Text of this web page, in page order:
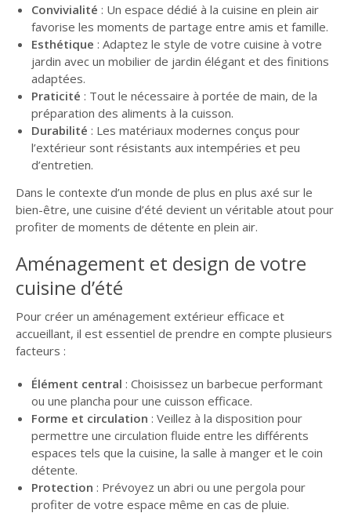
Convivialité : Un espace dédié à la cuisine en plein air
favorise les moments de partage entre amis et famille.
Esthétique : Adaptez le style de votre cuisine à votre
jardin avec un mobilier de jardin élégant et des finitions
adaptées.
Praticité : Tout le nécessaire à portée de main, de la
préparation des aliments à la cuisson.
Durabilité : Les matériaux modernes conçus pour
l’extérieur sont résistants aux intempéries et peu
d’entretien.
Dans le contexte d’un monde de plus en plus axé sur le
bien-être, une cuisine d’été devient un véritable atout pour
profiter de moments de détente en plein air.
Aménagement et design de votre
cuisine d’été
Pour créer un aménagement extérieur efficace et
accueillant, il est essentiel de prendre en compte plusieurs
facteurs :
Élément central : Choisissez un barbecue performant
ou une plancha pour une cuisson efficace.
Forme et circulation : Veillez à la disposition pour
permettre une circulation fluide entre les différents
espaces tels que la cuisine, la salle à manger et le coin
détente.
Protection : Prévoyez un abri ou une pergola pour
profiter de votre espace même en cas de pluie.